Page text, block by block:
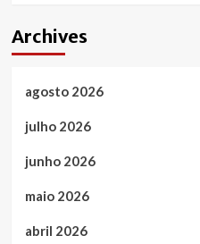
Archives
agosto 2026
julho 2026
junho 2026
maio 2026
abril 2026